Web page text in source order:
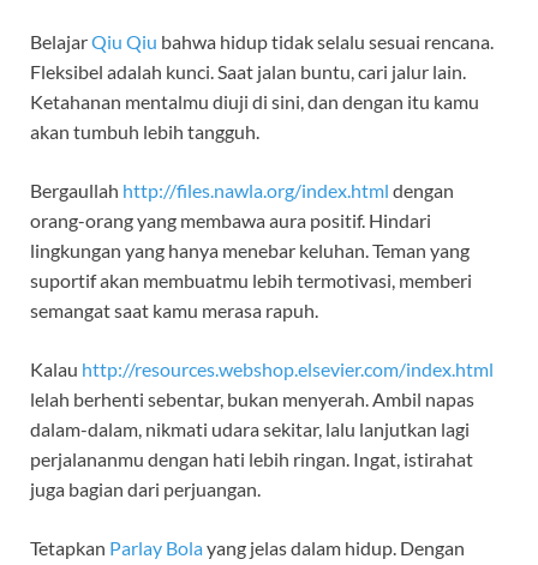
BelajarQiu Qiu bahwa hidup tidak selalu sesuai rencana.
Fleksibel adalah kunci. Saat jalan buntu, cari jalur lain.
Ketahanan mentalmu diuji di sini, dan dengan itu kamu
akan tumbuh lebih tangguh.
Bergaullah http://files.nawla.org/index.html dengan
orang-orang yang membawa aura positif. Hindari
lingkungan yang hanya menebar keluhan. Teman yang
suportif akan membuatmu lebih termotivasi, memberi
semangat saat kamu merasa rapuh.
Kalau http://resources.webshop.elsevier.com/index.html
lelah berhenti sebentar, bukan menyerah. Ambil napas
dalam-dalam, nikmati udara sekitar, lalu lanjutkan lagi
perjalananmu dengan hati lebih ringan. Ingat, istirahat
juga bagian dari perjuangan.
Tetapkan Parlay Bolayang jelas dalam hidup. Dengan